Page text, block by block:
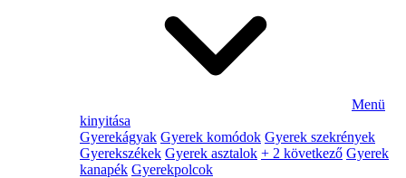
Menü
kinyitása
Gyerekágyak Gyerek komódok Gyerek szekrények
Gyerekszékek Gyerek asztalok + 2 következő Gyerek
kanapék Gyerekpolcok